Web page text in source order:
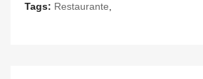
Tags: Restaurante